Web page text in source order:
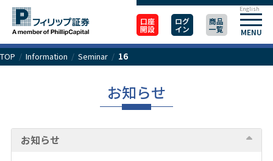
口座
開設
ログ
イン
商品
一覧 MENU
English
TOP / Information / Seminar / 16
お知らせ
お知らせ